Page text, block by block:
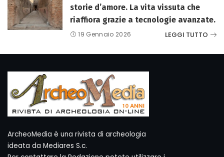
storie d’amore. La vita vissuta che
riaffiora grazie a tecnologie avanzate.
19 Gennaio 2026 LEGGI TUTTO
ArcheoMedia è una rivista di archeologia
ideata da Mediares S.c.